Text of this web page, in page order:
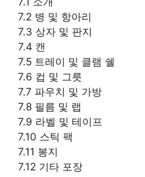
7.2 병 및 항아리
7.3 상자 및 판지
7.4 캔
7.5 트레이 및 클램 쉘
7.6 컵 및 그릇
7.7 파우치 및 가방
7.8 필름 및 랩
7.9 라벨 및 테이프
7.10 스틱 팩
7.11 봉지
7.12 기타 포장